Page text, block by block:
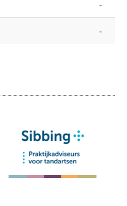
-
-